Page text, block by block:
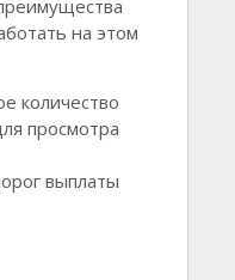
на этом
количество
просмотра
выплаты